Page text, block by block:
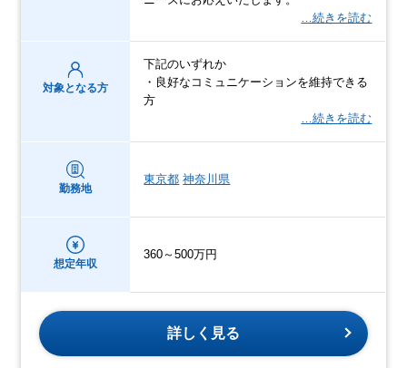
…続きを読む
対象となる方
下記のいずれか
・良好なコミュニケーションを維持できる
方
…続きを読む
勤務地
東京都 神奈川県
想定年収
360～500万円
詳しく見る